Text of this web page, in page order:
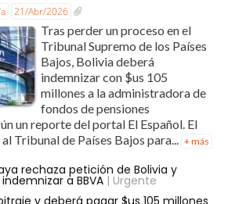
21/Abr/2026
Tras perder un proceso en el
Tribunal Supremo de los Países
Bajos, Bolivia deberá
indemnizar con $us 105
millones a la administradora de
fondos de pensiones
un reporte del portal El Español. El
Tribunal de Países Bajos para... + más
rechaza petición de Bolivia y
a BBVA| Urgente